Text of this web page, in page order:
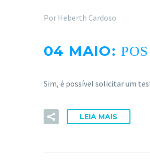
Por Heberth Cardoso
04 MAIO:
Sim, é possível solicitar um
LEIA MAIS